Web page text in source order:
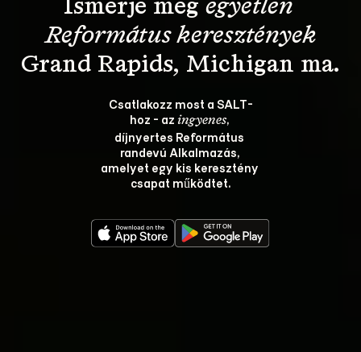
Ismerje meg egyetlen
Református keresztények
Csatlakozz most a SALT-
hoz - az ingyenes,
díjnyertes Református
randevú Alkalmazás,
amelyet egy kis keresztény
csapat működtet.